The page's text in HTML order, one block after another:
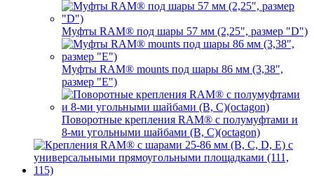
Муфты RAM® под шары 57 мм (2,25", размер "D")
Муфты RAM® mounts под шары 86 мм (3,38",
размер "E")
Поворотные крепления RAM® c полумуфтами и
8-ми угольными шайбами (B, C)(octagon)